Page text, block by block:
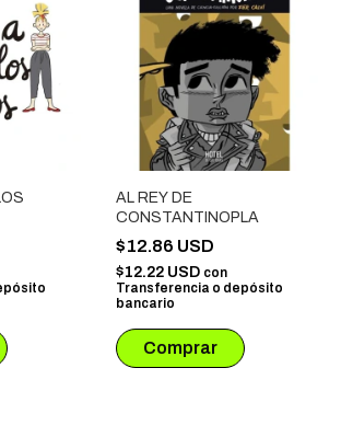
AL REY DE
CONSTANTINOPLA
$12.86 USD
$12.22 USD con
Transferencia o depósito
bancario